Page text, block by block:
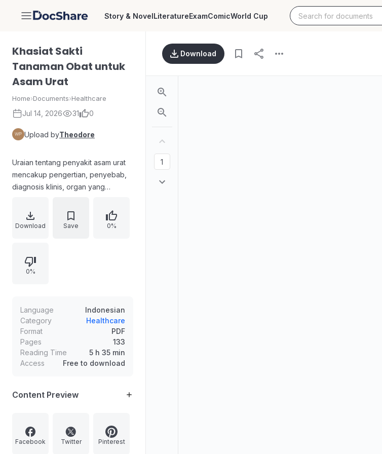
DocShare Story & NovelLiteratureExamComicWorld Cup
Khasiat Sakti
Tanaman Obat untuk
Asam Urat
Home›Documents›Healthcare
Jul 14, 2026 31 0
Upload byTheodore
Uraian tentang penyakit asam urat
mencakup pengertian, penyebab,
diagnosis klinis, organ yang
melalui gaya hidup dan makanan.
Membahas penanganan, termasuk
mudah didapat dan dapat diracik
sendiri, beserta pengenalan ramuan
tempuyung, rosela, tomat, kayu
manis, kapulaga, lemon, labu siam,
dan mahkota dewa.
Download Save 0%
0%
Language
Indonesian
Category
Healthcare
Format
PDF
Pages
133
Reading Time
5 h 35 min
Access
Free to download
Content Preview
Facebook Twitter Pinterest
Download